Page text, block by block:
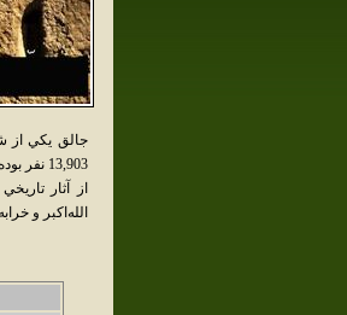
13,903 نفر بوده است.
از آثار
الله‌اکبر و